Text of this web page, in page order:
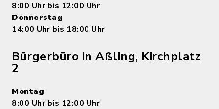
8:00 Uhr bis 12:00 Uhr
Donnerstag
14:00 Uhr bis 18:00 Uhr
Bürgerbüro in Aßling, Kirchplatz
2
Montag
8:00 Uhr bis 12:00 Uhr